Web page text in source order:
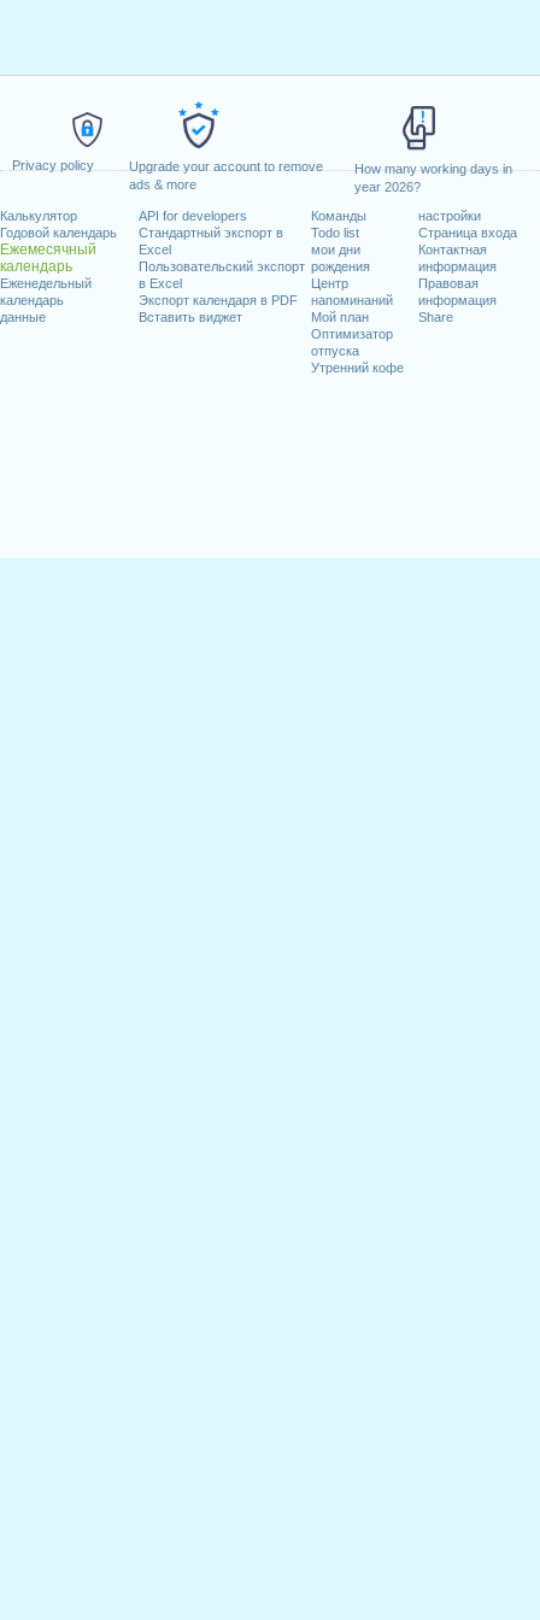
Privacy policy
Upgrade your account to remove
ads & more
How many working days in
year 2026?
Калькулятор
Годовой календарь
Ежемесячный
календарь
Еженедельный
календарь
данные
API for developers
Стандартный экспорт в
Excel
Пользовательский экспорт
в Excel
Экспорт календаря в PDF
Вставить виджет
Команды
Todo list
мои дни
рождения
Центр
напоминаний
Мой план
Оптимизатор
отпуска
Утренний кофе
настройки
Страница входа
Контактная
информация
Правовая
информация
Share